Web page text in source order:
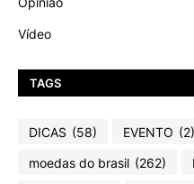
Vídeo
TAGS
DICAS (58) EVENTO (2)
moedas do brasil (262)